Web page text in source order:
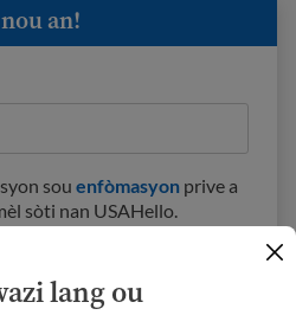
lang ou
an!
sou enfòmasyon prive a
sòti nan USAHello.